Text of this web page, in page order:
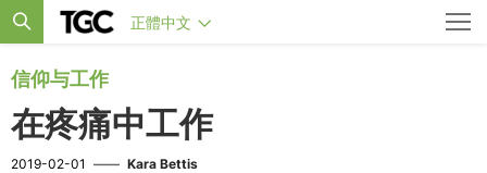
正體中文
信仰与工作
在疼痛中工作
2019-02-01 —— Kara Bettis